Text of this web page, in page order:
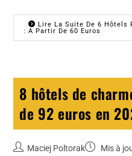
Lire La Suite De 6 Hôtels
: A Partir De 60 Euros
8 hôtels de
de 92 euros en
Maciej Poltorak Mis à